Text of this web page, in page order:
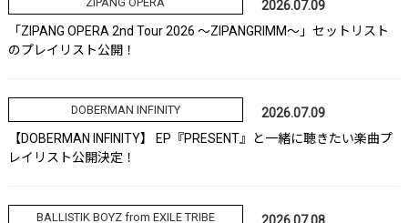
2026.07.09
「ZIPANG OPERA 2nd Tour 2026 ～ZIPANGRIMM～」セットリスト
のプレイリスト公開！
DOBERMAN INFINITY
2026.07.09
【DOBERMAN INFINITY】 EP『PRESENT』と一緒に聴きたい楽曲プ
レイリスト公開決定！
BALLISTIK BOYZ from EXILE TRIBE